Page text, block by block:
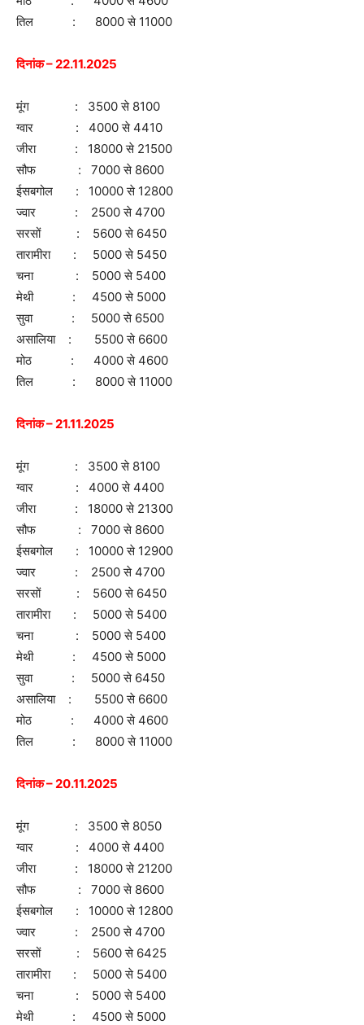
तिल : 8000 से 11000
दिनांक – 22.11.2025
मूंग : 3500 से 8100
ग्वार : 4000 से 4410
जीरा : 18000 से 21500
सौफ : 7000 से 8600
ईसबगोल : 10000 से 12800
ज्वार : 2500 से 4700
सरसों : 5600 से 6450
तारामीरा : 5000 से 5450
चना : 5000 से 5400
मेथी : 4500 से 5000
सुवा : 5000 से 6500
असालिया : 5500 से 6600
मोठ : 4000 से 4600
तिल : 8000 से 11000
दिनांक – 21.11.2025
मूंग : 3500 से 8100
ग्वार : 4000 से 4400
जीरा : 18000 से 21300
सौफ : 7000 से 8600
ईसबगोल : 10000 से 12900
ज्वार : 2500 से 4700
सरसों : 5600 से 6450
तारामीरा : 5000 से 5400
चना : 5000 से 5400
मेथी : 4500 से 5000
सुवा : 5000 से 6450
असालिया : 5500 से 6600
मोठ : 4000 से 4600
तिल : 8000 से 11000
दिनांक – 20.11.2025
मूंग : 3500 से 8050
ग्वार : 4000 से 4400
जीरा : 18000 से 21200
सौफ : 7000 से 8600
ईसबगोल : 10000 से 12800
ज्वार : 2500 से 4700
सरसों : 5600 से 6425
तारामीरा : 5000 से 5400
चना : 5000 से 5400
मेथी : 4500 से 5000